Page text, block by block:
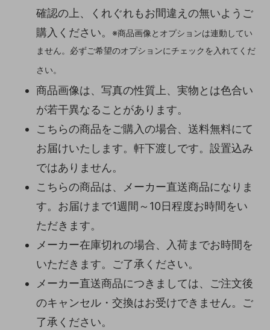
確認の上、くれぐれもお間違えの無いようご
購入ください。
※商品画像とオプションは連動してい
ません。必ずご希望のオプションにチェックを入れてくだ
さい。
商品画像は、写真の性質上、実物とは色合い
が若干異なることがあります。
こちらの商品をご購入の場合、送料無料にて
お届けいたします。軒下渡しです。設置込み
ではありません。
こちらの商品は、メーカー直送商品になりま
す。お届けまで1週間～10日程度お時間をい
ただきます。
メーカー在庫切れの場合、入荷までお時間を
いただきます。ご了承ください。
メーカー直送商品につきましては、ご注文後
のキャンセル・交換はお受けできません。ご
了承ください。